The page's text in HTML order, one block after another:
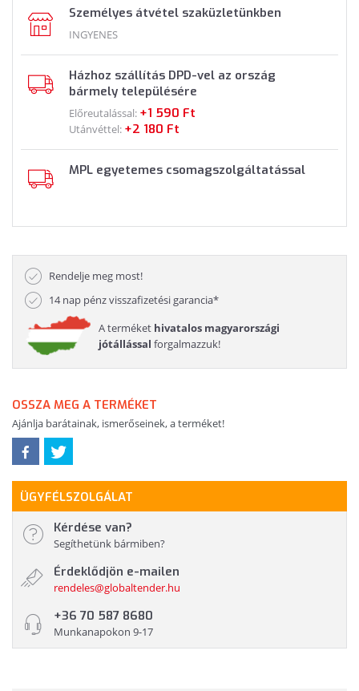
Személyes átvétel szaküzletünkben
INGYENES
Házhoz szállítás DPD-vel az ország
bármely településére
Előreutalással: +1 590 Ft
Utánvéttel: +2 180 Ft
MPL egyetemes csomagszolgáltatással
Rendelje meg most!
14 nap pénz visszafizetési garancia*
A terméket hivatalos magyarországi
jótállással forgalmazzuk!
OSSZA MEG A TERMÉKET
Ajánlja barátainak, ismerőseinek, a terméket!
ÜGYFÉLSZOLGÁLAT
Kérdése van?
Segíthetünk bármiben?
Érdeklődjön e-mailen
rendeles@globaltender.hu
+36 70 587 8680
Munkanapokon 9-17